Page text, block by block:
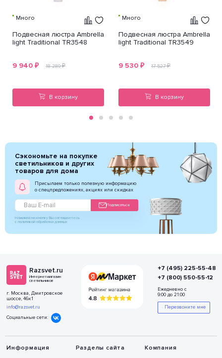
Много
Подвесная люстра Ambrella
light Traditional TR3548
9 940 ₽ 18 289₽
В корзину
Много
Подвесная люстра Ambrella
light Traditional TR3549
9 530 ₽ 17 527₽
В корзину
Сэкономьте на покупке
светильников и других
товаров для дома
Присылаем только полезную информацию
о спецпредложениях, акциях или скидках
Подписаться
Нажимая на кнопку Вы соглашаетесь
с политикой обработки данных
Razsvet.ru
Интернет-магазин
светильников
г. Москва, Дмитровское
шоссе, 46к1
info@razsvet.ru
Социальные сети:
Информация Разделы сайта Компания
+7 (495) 225-55-48
+7 (800) 550-55-12
Ежедневно с
9:00 до 21:00
Перезвоните мне